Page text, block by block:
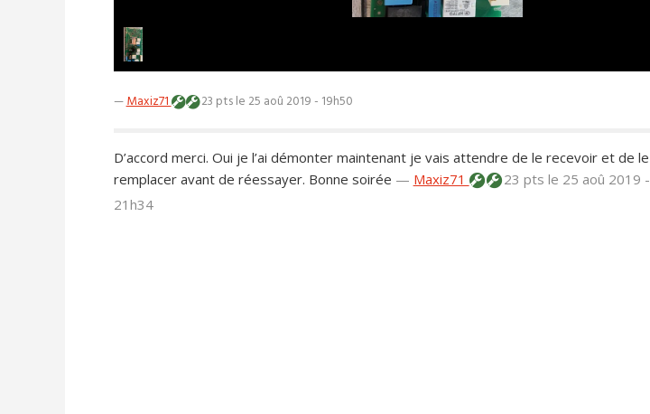
—Maxiz71 23 ptsle 25 aoû 2019 - 19h50
D’accord merci. Oui je l’ai démonter maintenant je vais attendre de le recevoir et de le
remplacer avant de réessayer. Bonne soirée — Maxiz71 23 pts le 25 aoû 2019 -
21h34